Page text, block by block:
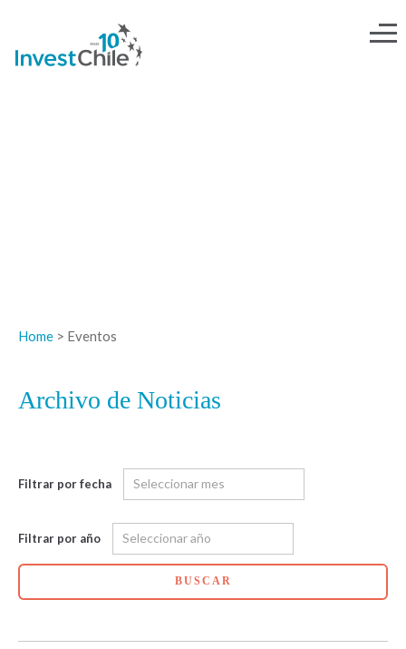
Home > Eventos
Archivo de Noticias
Filtrar por fecha
Filtrar por año
BUSCAR